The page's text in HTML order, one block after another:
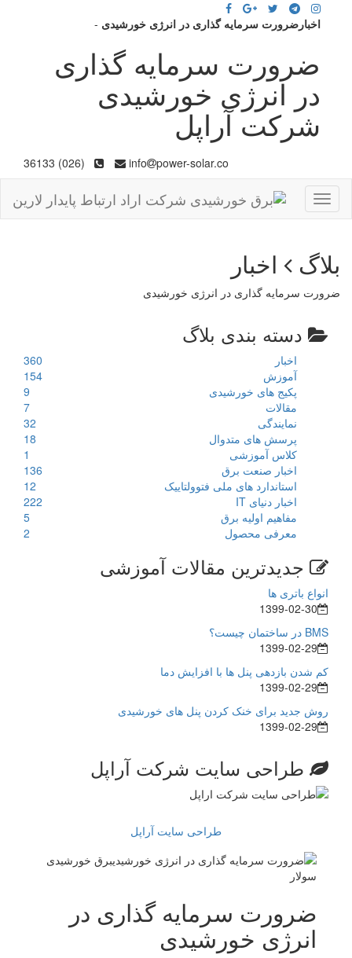
اخبارضرورت سرمایه گذاری در انرژی خورشیدی -
ضرورت سرمایه گذاری
در انرژی خورشیدی
شرکت آراپل
info power-solar.co
(026) 36133
Toggle
navigation
بلاگ اخبار
ضرورت سرمایه گذاری در انرژی خورشیدی
دسته بندی بلاگ
اخبار
360
آموزش
154
پکیج های خورشیدی
9
مقالات
7
نمایندگی
32
پرسش های متدوال
18
کلاس آموزشی
1
اخبار صنعت برق
136
استاندارد های ملی فتوولتاییک
12
اخبار دنیای IT
222
مفاهیم اولیه برق
5
معرفی محصول
2
جدیدترین مقالات آموزشی
انواع باتری ها
1399-02-30
BMS در ساختمان چیست؟
1399-02-29
کم شدن بازدهی پنل ها با افزایش دما
1399-02-29
روش جدید برای خنک کردن پنل های خورشیدی
1399-02-29
طراحی سایت شرکت آراپل
طراحی سایت آراپل
ضرورت سرمایه گذاری در
انرژی خورشیدی